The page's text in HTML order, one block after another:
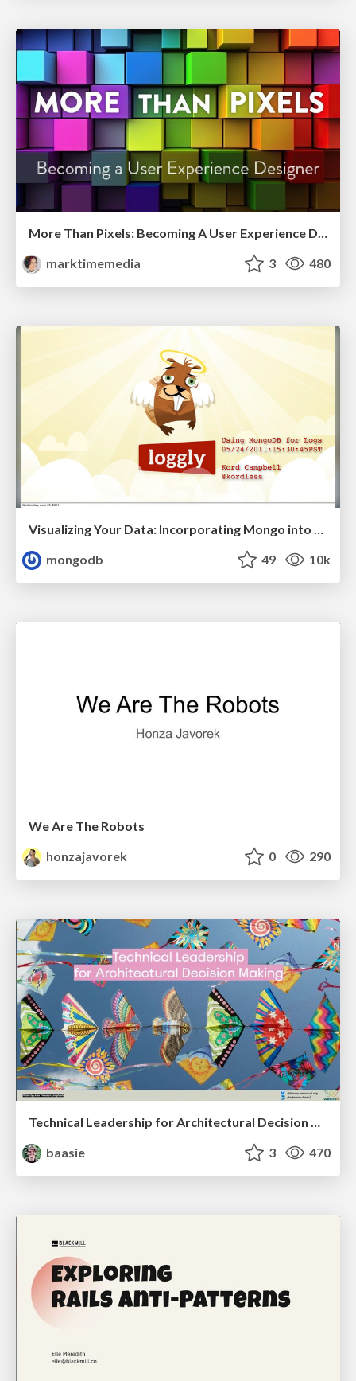
More Than Pixels: Becoming A User Experience Designer
marktimemedia
3 480
Visualizing Your Data: Incorporating Mongo into Loggly Infrastructure
mongodb
49 10k
We Are The Robots
honzajavorek
0 290
Technical Leadership for Architectural Decision Making
baasie
3 470